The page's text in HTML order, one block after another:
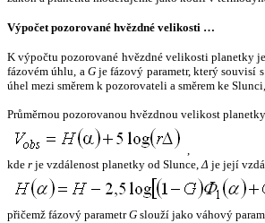
Výpočet pozorované hvězdné velikosti …
K výpočtu pozorované hvězdné velikosti planetky
fázovém úhlu, a Gje fázový parametr, který souvisí
úhel mezi směrem k pozorovateli a směrem ke
Průměrnou pozorovanou hvězdnou velikost
,
kde r je vzdálenost planetky od Slunce,Δ je její
přičemž fázový parametrG slouží jako váhový